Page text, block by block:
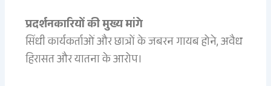
प्रदर्शनकारियों की मुख्य मांगे
सिंधी कार्यकर्ताओं और छात्रों के जबरन गायब होने, अवैध
हिरासत और यातना के आरोप।